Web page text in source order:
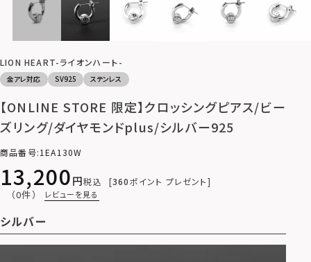
LION HEART-ライオンハート-
金アレ対応 SV925 ステンレス
【ONLINE STORE 限定】クロッシングピアス/ビー
ズリング/ダイヤモンドplus/シルバー925
商品番号 1EA130W
13,200 税込 360ポイント プレゼント
（0件） レビューを見る
シルバー